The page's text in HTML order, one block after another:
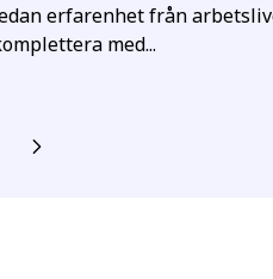
erfarenhet från
med...